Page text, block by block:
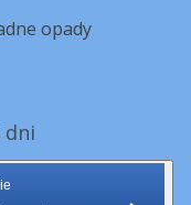
opady
dni